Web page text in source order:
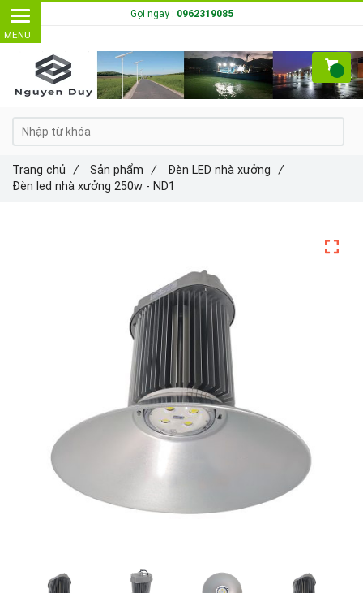
Trang chủ / Sản phẩm / Đèn LED nhà xưởng
/
Đèn led nhà xưởng 250w - ND1
Gọi ngay : 0962319085